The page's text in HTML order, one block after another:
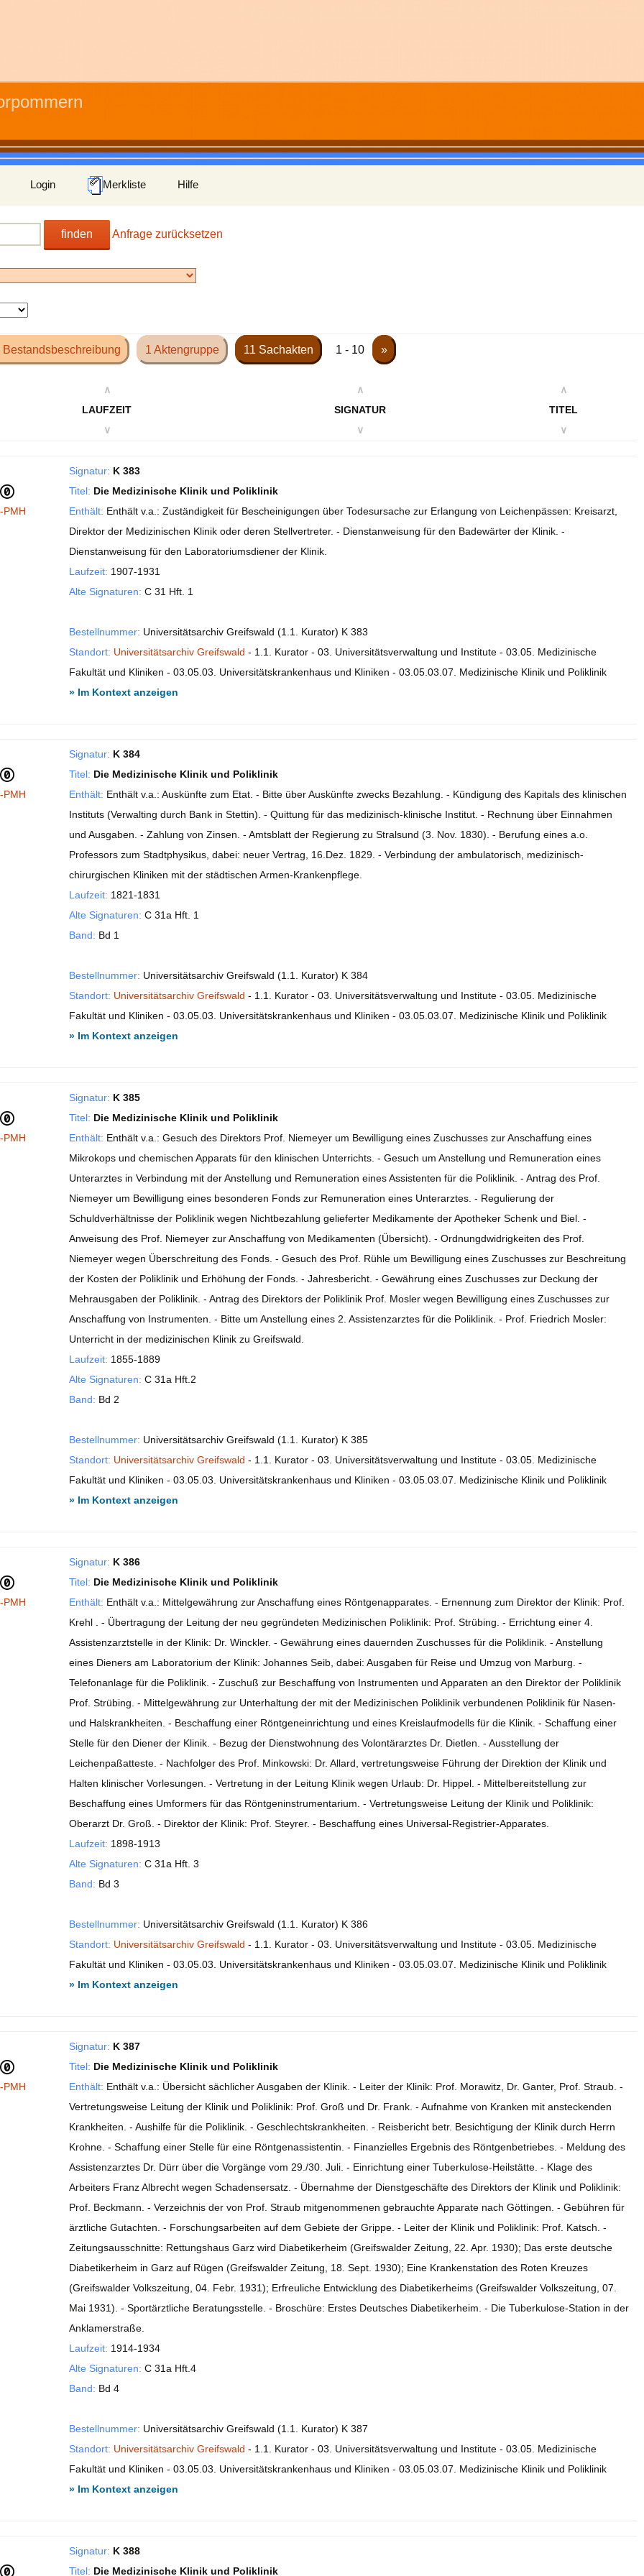
Login Merkliste Hilfe
finden Anfrage zurücksetzen
Bestandsbeschreibung 1 Aktengruppe 11 Sachakten 1 - 10 »
∧
LAUFZEIT
∨
∧
SIGNATUR
∨
∧
TITEL
∨
PMH
Signatur: K 383
Titel: Die Medizinische Klinik und Poliklinik
Enthält: Enthält v.a.: Zuständigkeit für Bescheinigungen über Todesursache zur Erlangung von Leichenpässen: Kreisarzt,
Direktor der Medizinischen Klinik oder deren Stellvertreter. - Dienstanweisung für den Badewärter der Klinik. -
Dienstanweisung für den Laboratoriumsdiener der Klinik.
Laufzeit: 1907-1931
Alte Signaturen: C 31 Hft. 1
Bestellnummer: Universitätsarchiv Greifswald (1.1. Kurator) K 383
Standort: Universitätsarchiv Greifswald - 1.1. Kurator - 03. Universitätsverwaltung und Institute - 03.05. Medizinische
Fakultät und Kliniken - 03.05.03. Universitätskrankenhaus und Kliniken - 03.05.03.07. Medizinische Klinik und Poliklinik
» Im Kontext anzeigen
PMH
Signatur: K 384
Titel: Die Medizinische Klinik und Poliklinik
Enthält: Enthält v.a.: Auskünfte zum Etat. - Bitte über Auskünfte zwecks Bezahlung. - Kündigung des Kapitals des klinischen
Instituts (Verwalting durch Bank in Stettin). - Quittung für das medizinisch-klinische Institut. - Rechnung über Einnahmen
und Ausgaben. - Zahlung von Zinsen. - Amtsblatt der Regierung zu Stralsund (3. Nov. 1830). - Berufung eines a.o.
Professors zum Stadtphysikus, dabei: neuer Vertrag, 16.Dez. 1829. - Verbindung der ambulatorisch, medizinisch-
chirurgischen Kliniken mit der städtischen Armen-Krankenpflege.
Laufzeit: 1821-1831
Alte Signaturen: C 31a Hft. 1
Band: Bd 1
Bestellnummer: Universitätsarchiv Greifswald (1.1. Kurator) K 384
Standort: Universitätsarchiv Greifswald - 1.1. Kurator - 03. Universitätsverwaltung und Institute - 03.05. Medizinische
Fakultät und Kliniken - 03.05.03. Universitätskrankenhaus und Kliniken - 03.05.03.07. Medizinische Klinik und Poliklinik
» Im Kontext anzeigen
PMH
Signatur: K 385
Titel: Die Medizinische Klinik und Poliklinik
Enthält: Enthält v.a.: Gesuch des Direktors Prof. Niemeyer um Bewilligung eines Zuschusses zur Anschaffung eines
Mikrokops und chemischen Apparats für den klinischen Unterrichts. - Gesuch um Anstellung und Remuneration eines
Unterarztes in Verbindung mit der Anstellung und Remuneration eines Assistenten für die Poliklinik. - Antrag des Prof.
Niemeyer um Bewilligung eines besonderen Fonds zur Remuneration eines Unterarztes. - Regulierung der
Schuldverhältnisse der Poliklinik wegen Nichtbezahlung gelieferter Medikamente der Apotheker Schenk und Biel. -
Anweisung des Prof. Niemeyer zur Anschaffung von Medikamenten (Übersicht). - Ordnungdwidrigkeiten des Prof.
Niemeyer wegen Überschreitung des Fonds. - Gesuch des Prof. Rühle um Bewilligung eines Zuschusses zur Beschreitung
der Kosten der Poliklinik und Erhöhung der Fonds. - Jahresbericht. - Gewährung eines Zuschusses zur Deckung der
Mehrausgaben der Poliklinik. - Antrag des Direktors der Poliklinik Prof. Mosler wegen Bewilligung eines Zuschusses zur
Anschaffung von Instrumenten. - Bitte um Anstellung eines 2. Assistenzarztes für die Poliklinik. - Prof. Friedrich Mosler:
Unterricht in der medizinischen Klinik zu Greifswald.
Laufzeit: 1855-1889
Alte Signaturen: C 31a Hft.2
Band: Bd 2
Bestellnummer: Universitätsarchiv Greifswald (1.1. Kurator) K 385
Standort: Universitätsarchiv Greifswald - 1.1. Kurator - 03. Universitätsverwaltung und Institute - 03.05. Medizinische
Fakultät und Kliniken - 03.05.03. Universitätskrankenhaus und Kliniken - 03.05.03.07. Medizinische Klinik und Poliklinik
» Im Kontext anzeigen
PMH
Signatur: K 386
Titel: Die Medizinische Klinik und Poliklinik
Enthält: Enthält v.a.: Mittelgewährung zur Anschaffung eines Röntgenapparates. - Ernennung zum Direktor der Klinik: Prof.
Krehl . - Übertragung der Leitung der neu gegründeten Medizinischen Poliklinik: Prof. Strübing. - Errichtung einer 4.
Assistenzarztstelle in der Klinik: Dr. Winckler. - Gewährung eines dauernden Zuschusses für die Poliklinik. - Anstellung
eines Dieners am Laboratorium der Klinik: Johannes Seib, dabei: Ausgaben für Reise und Umzug von Marburg. -
Telefonanlage für die Poliklinik. - Zuschuß zur Beschaffung von Instrumenten und Apparaten an den Direktor der Poliklinik
Prof. Strübing. - Mittelgewährung zur Unterhaltung der mit der Medizinischen Poliklinik verbundenen Poliklinik für Nasen-
und Halskrankheiten. - Beschaffung einer Röntgeneinrichtung und eines Kreislaufmodells für die Klinik. - Schaffung einer
Stelle für den Diener der Klinik. - Bezug der Dienstwohnung des Volontärarztes Dr. Dietlen. - Ausstellung der
Leichenpaßatteste. - Nachfolger des Prof. Minkowski: Dr. Allard, vertretungsweise Führung der Direktion der Klinik und
Halten klinischer Vorlesungen. - Vertretung in der Leitung Klinik wegen Urlaub: Dr. Hippel. - Mittelbereitstellung zur
Beschaffung eines Umformers für das Röntgeninstrumentarium. - Vertretungsweise Leitung der Klinik und Poliklinik:
Oberarzt Dr. Groß. - Direktor der Klinik: Prof. Steyrer. - Beschaffung eines Universal-Registrier-Apparates.
Laufzeit: 1898-1913
Alte Signaturen: C 31a Hft. 3
Band: Bd 3
Bestellnummer: Universitätsarchiv Greifswald (1.1. Kurator) K 386
Standort: Universitätsarchiv Greifswald - 1.1. Kurator - 03. Universitätsverwaltung und Institute - 03.05. Medizinische
Fakultät und Kliniken - 03.05.03. Universitätskrankenhaus und Kliniken - 03.05.03.07. Medizinische Klinik und Poliklinik
» Im Kontext anzeigen
PMH
Signatur: K 387
Titel: Die Medizinische Klinik und Poliklinik
Enthält: Enthält v.a.: Übersicht sächlicher Ausgaben der Klinik. - Leiter der Klinik: Prof. Morawitz, Dr. Ganter, Prof. Straub. -
Vertretungsweise Leitung der Klinik und Poliklinik: Prof. Groß und Dr. Frank. - Aufnahme von Kranken mit ansteckenden
Krankheiten. - Aushilfe für die Poliklinik. - Geschlechtskrankheiten. - Reisbericht betr. Besichtigung der Klinik durch Herrn
Krohne. - Schaffung einer Stelle für eine Röntgenassistentin. - Finanzielles Ergebnis des Röntgenbetriebes. - Meldung des
Assistenzarztes Dr. Dürr über die Vorgänge vom 29./30. Juli. - Einrichtung einer Tuberkulose-Heilstätte. - Klage des
Arbeiters Franz Albrecht wegen Schadensersatz. - Übernahme der Dienstgeschäfte des Direktors der Klinik und Poliklinik:
Prof. Beckmann. - Verzeichnis der von Prof. Straub mitgenommenen gebrauchte Apparate nach Göttingen. - Gebühren für
ärztliche Gutachten. - Forschungsarbeiten auf dem Gebiete der Grippe. - Leiter der Klinik und Poliklinik: Prof. Katsch. -
Zeitungsausschnitte: Rettungshaus Garz wird Diabetikerheim (Greifswalder Zeitung, 22. Apr. 1930); Das erste deutsche
Diabetikerheim in Garz auf Rügen (Greifswalder Zeitung, 18. Sept. 1930); Eine Krankenstation des Roten Kreuzes
(Greifswalder Volkszeitung, 04. Febr. 1931); Erfreuliche Entwicklung des Diabetikerheims (Greifswalder Volkszeitung, 07.
Mai 1931). - Sportärztliche Beratungsstelle. - Broschüre: Erstes Deutsches Diabetikerheim. - Die Tuberkulose-Station in der
Anklamerstraße.
Laufzeit: 1914-1934
Alte Signaturen: C 31a Hft.4
Band: Bd 4
Bestellnummer: Universitätsarchiv Greifswald (1.1. Kurator) K 387
Standort: Universitätsarchiv Greifswald - 1.1. Kurator - 03. Universitätsverwaltung und Institute - 03.05. Medizinische
Fakultät und Kliniken - 03.05.03. Universitätskrankenhaus und Kliniken - 03.05.03.07. Medizinische Klinik und Poliklinik
» Im Kontext anzeigen
Signatur: K 388
Titel: Die Medizinische Klinik und Poliklinik